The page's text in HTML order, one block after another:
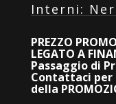
Interni:
PREZZO
LEGATO A
Passaggio di
Contattaci
della